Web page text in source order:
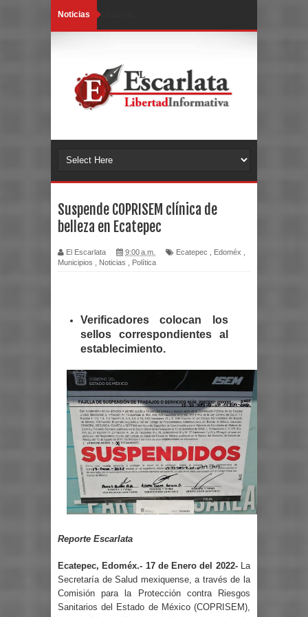
Noticias
Suspende COPRISEM clínica de
belleza en Ecatepec
El Escarlata 9:00 a.m. Ecatepec Edoméx
Municipios
Noticias Política
Verificadores colocan los
sellos correspondientes al
establecimiento.
Reporte Escarlata
Ecatepec, Edoméx.- 17 de Enero del 2022-La
Secretaría de Salud mexiquense, a través de la
Comisión para la Protección contra Riesgos
Sanitarios del Estado de México (COPRISEM),